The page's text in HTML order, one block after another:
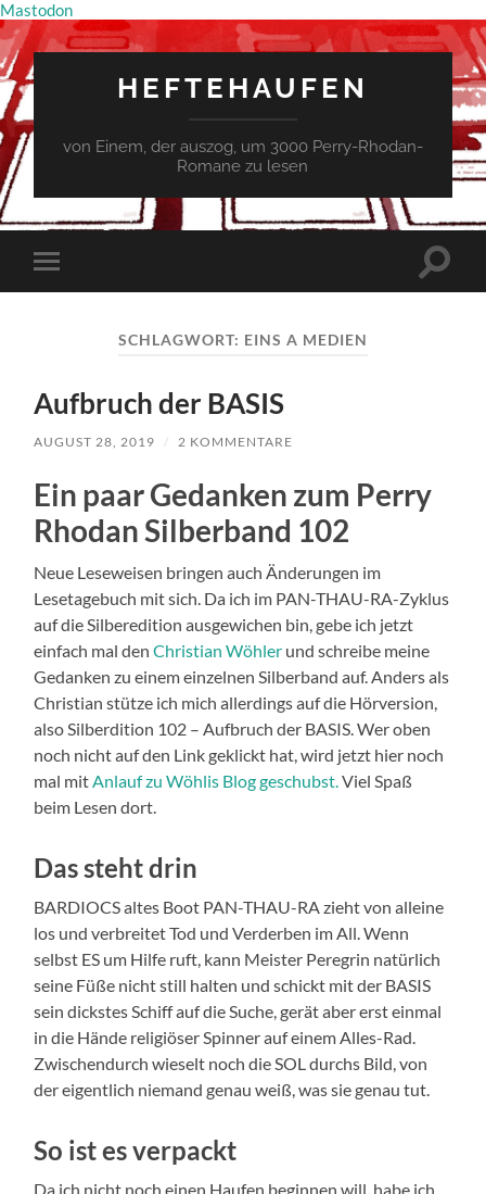
Mastodon
HEFTEHAUFEN
von Einem, der auszog, um 3000 Perry-Rhodan-
Romane zu lesen
Mobile-
Menü
SCHLAGWORT: EINS A MEDIEN
Aufbruch der BASIS
AUGUST 28, 2019 / 2 KOMMENTARE
Ein paar Gedanken zum Perry
Rhodan Silberband 102
Neue Leseweisen bringen auch Änderungen im
Lesetagebuch mit sich. Da ich im PAN-THAU-RA-Zyklus
auf die Silberedition ausgewichen bin, gebe ich jetzt
einfach mal denChristian Wöhler und schreibe meine
Gedanken zu einem einzelnen Silberband auf. Anders als
Christian stütze ich mich allerdings auf die Hörversion,
also Silberdition 102 – Aufbruch der BASIS. Wer oben
noch nicht auf den Link geklickt hat, wird jetzt hier noch
mal mitAnlauf zu Wöhlis Blog geschubst.Viel Spaß
beim Lesen dort.
Das steht drin
BARDIOCS altes Boot PAN-THAU-RA zieht von alleine
los und verbreitet Tod und Verderben im All. Wenn
selbst ES um Hilfe ruft, kann Meister Peregrin natürlich
seine Füße nicht still halten und schickt mit der BASIS
sein dickstes Schiff auf die Suche, gerät aber erst einmal
in die Hände religiöser Spinner auf einem Alles-Rad.
Zwischendurch wieselt noch die SOL durchs Bild, von
der eigentlich niemand genau weiß, was sie genau tut.
So ist es verpackt
Da ich nicht noch einen Haufen beginnen will, habe ich